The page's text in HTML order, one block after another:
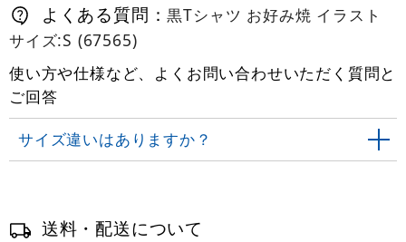
よくある質問：黒Tシャツ お好み焼 イラスト
サイズ:S (67565)
使い方や仕様など、よくお問い合わせいただく質問と
ご回答
サイズ違いはありますか？
送料・配送について